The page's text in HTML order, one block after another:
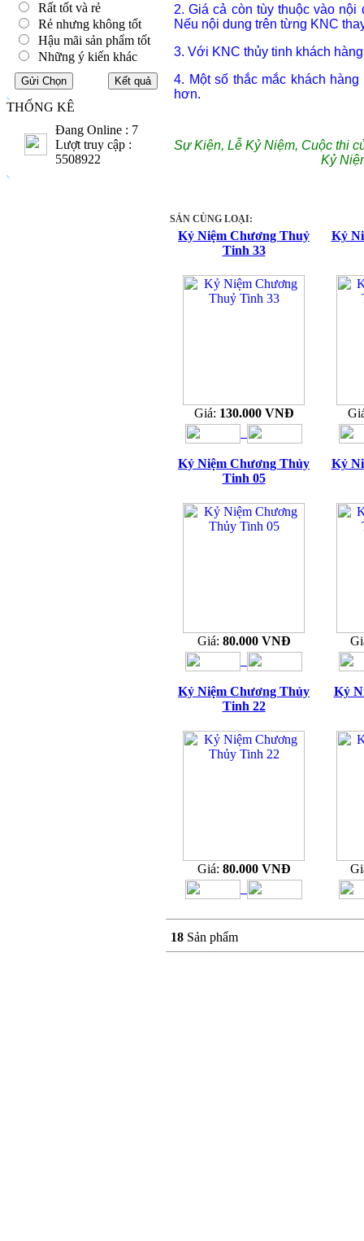
Rất tốt và rẻ
Rẻ nhưng không tốt
Hậu mãi sản phẩm tốt
Những ý kiến khác
THỐNG KÊ
Đang Online : 7
Lượt truy cập :
5508922
2. Giá cả còn tùy thuộc vào
Nếu nội dung trên từng KNC
3. Với KNC thủy tinh khách
4. Một số thắc mắc khách
hơn.
Sự Kiện, Lễ Kỷ Niệm, Cuộc thi
Kỷ
SẢN CÙNG LOẠI:
Kỷ Niệm Chương Thuỷ
Tinh 33
Giá: 130.000 VNĐ
Kỷ
Kỷ Niệm Chương Thủy
Tinh 05
Giá: 80.000 VNĐ
Kỷ
Kỷ Niệm Chương Thủy
Tinh 22
Giá: 80.000 VNĐ
Kỷ
18 Sản phẩm